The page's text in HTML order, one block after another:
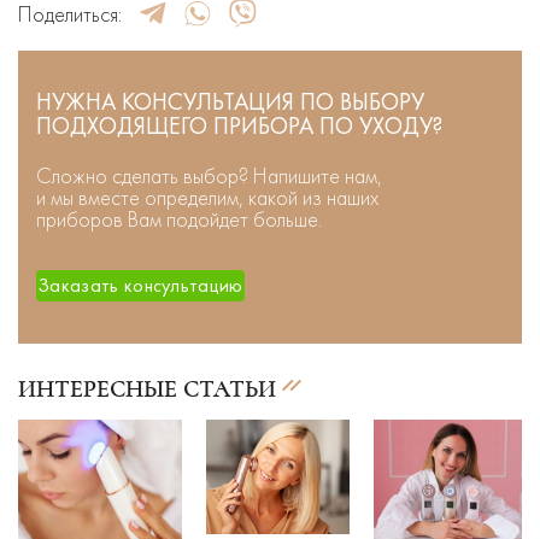
Поделиться:
НУЖНА КОНСУЛЬТАЦИЯ ПО ВЫБОРУ
ПОДХОДЯЩЕГО ПРИБОРА ПО УХОДУ?
Сложно сделать выбор? Напишите нам,
и мы вместе определим, какой из наших
приборов Вам подойдет больше.
Заказать консультацию
ИНТЕРЕСНЫЕ СТАТЬИ